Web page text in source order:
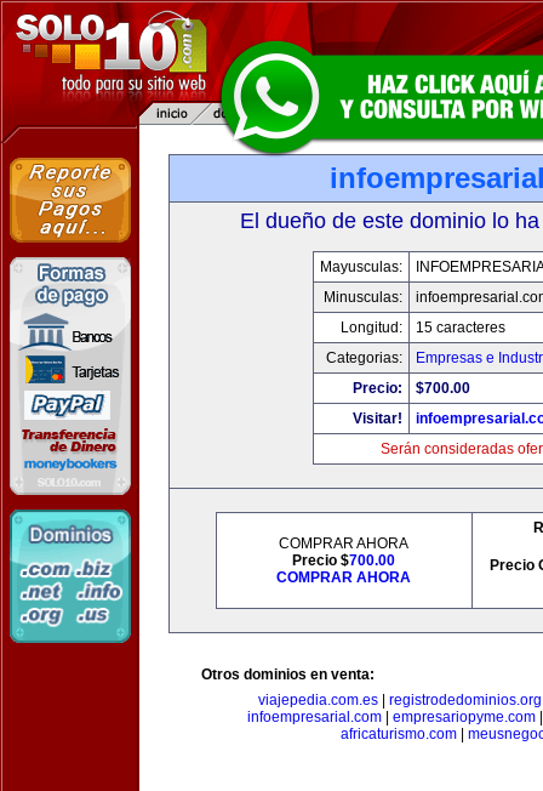
El dueño de este dominio lo
Mayusculas:
Minusculas:
Longitud:
15 caracteres
Categorias:
Empresas e
Precio:
$700.00
Visitar!
Serán consideradas
COMPRAR AHORA
Precio $700.00
COMPRAR AHORA
Precio
Otros dominios en venta:
viajepedia.com.es| registrodedominios.org
infoempresarial.com| empresariopyme.com
africaturismo.com|